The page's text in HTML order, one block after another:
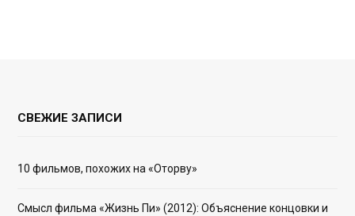
СВЕЖИЕ ЗАПИСИ
10 фильмов, похожих на «Оторву»
Смысл фильма «Жизнь Пи» (2012): Объяснение концовки и